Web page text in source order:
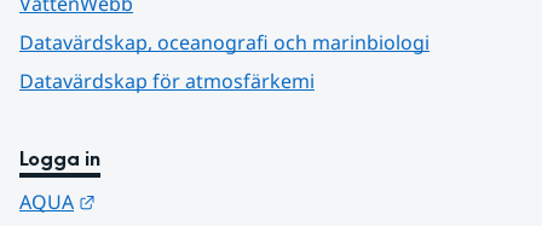
Datavärdskap, oceanografi och marinbiologi
Datavärdskap för atmosfärkemi
Logga in
AQUA